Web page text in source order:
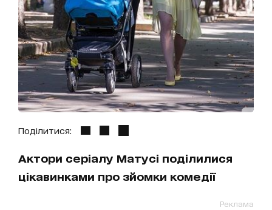
Поділитися:
Актори серіалу Матусі поділилися
цікавинками про зйомки комедії
Реклама